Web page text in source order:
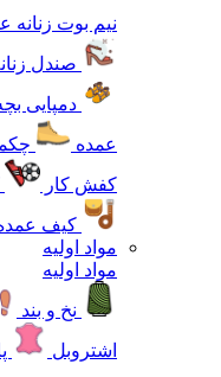
نیم بوت زنانه
صندل
دمپایی
عمده
کفش کار
کیف
مواد اولیه
مواد اولیه
نخ و بند
اشتروبل